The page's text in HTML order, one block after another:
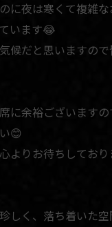
に夜は寒くて複雑
います😂
候だと思いますの
に余裕ございます
😊
よりお待ちしてお
しく、落ち着いた